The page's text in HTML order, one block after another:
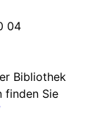
04
Bibliothek
finden Sie